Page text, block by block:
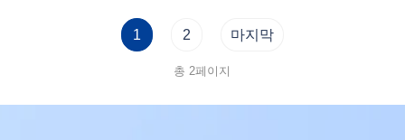
1 2 마지막
총 2페이지